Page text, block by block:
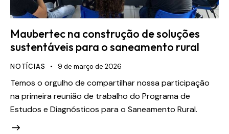
Maubertec na construção de soluções
sustentáveis para o saneamento rural
NOTÍCIAS 9 de março de 2026
Temos o orgulho de compartilhar nossa participação
na primeira reunião de trabalho do Programa de
Estudos e Diagnósticos para o Saneamento Rural.